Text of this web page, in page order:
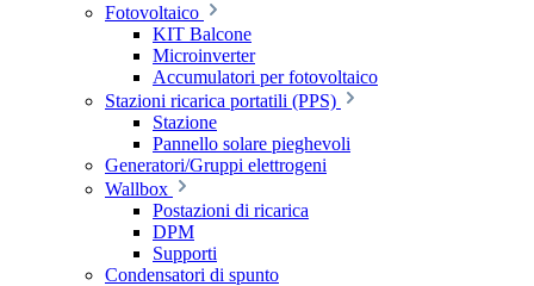
Fotovoltaico
KIT Balcone
Microinverter
Accumulatori per fotovoltaico
Stazioni ricarica portatili (PPS)
Stazione
Pannello solare pieghevoli
Generatori/Gruppi elettrogeni
Wallbox
Postazioni di ricarica
DPM
Supporti
Condensatori di spunto